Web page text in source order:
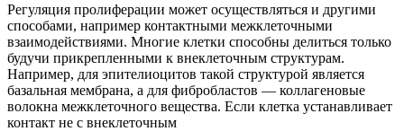
Регуляция пролиферации может осуществляться и другими
способами, например контактными межклеточными
взаимодействиями. Многие клетки способны делиться только
будучи прикрепленными к внеклеточным структурам.
Например, для эпителиоцитов такой структурой является
базальная мембрана, а для фибробластов — коллагеновые
волокна межклеточного вещества. Если клетка устанавливает
контакт не с внеклеточным